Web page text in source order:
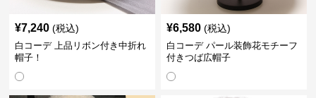
¥7,240 (税込)
白コーデ 上品リボン付き中折れ
帽子！
¥6,580 (税込)
白コーデ パール装飾花モチーフ
付きつば広帽子